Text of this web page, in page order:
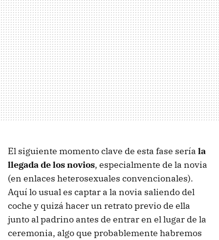
El siguiente momento clave de esta fase sería la
llegada de los novios, especialmente de la novia
(en enlaces heterosexuales convencionales).
Aquí lo usual es captar a la novia saliendo del
coche y quizá hacer un retrato previo de ella
junto al padrino antes de entrar en el lugar de la
ceremonia, algo que probablemente habremos